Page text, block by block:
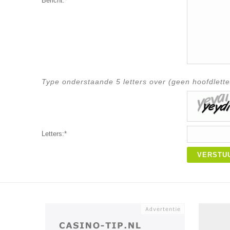
Type onderstaande 5 letters over (geen
Letters:*